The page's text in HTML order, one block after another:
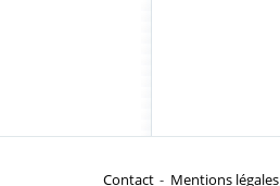
Contact Mentions légales